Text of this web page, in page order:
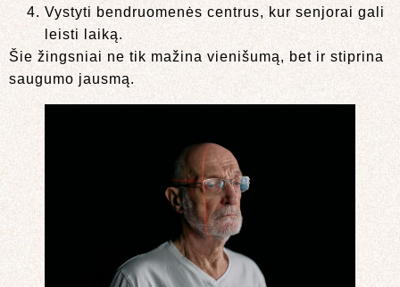
Vystyti bendruomenės centrus, kur senjorai gali
leisti laiką.
Šie žingsniai ne tik mažina vienišumą, bet ir stiprina
saugumo jausmą.